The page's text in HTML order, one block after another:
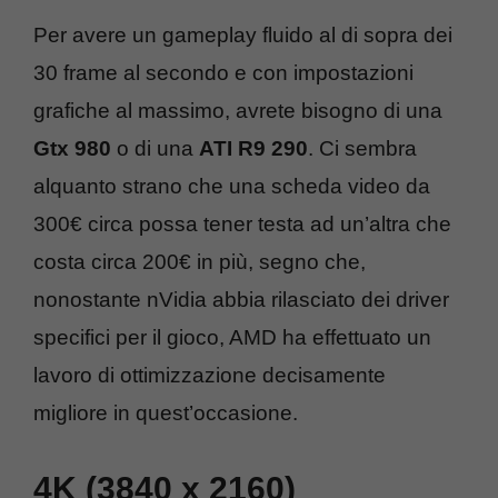
Per avere un gameplay fluido al di sopra dei
30 frame al secondo e con impostazioni
grafiche al massimo, avrete bisogno di una
Gtx 980 o di una ATI R9 290. Ci sembra
alquanto strano che una scheda video da
300€ circa possa tener testa ad un’altra che
costa circa 200€ in più, segno che,
nonostante nVidia abbia rilasciato dei driver
specifici per il gioco, AMD ha effettuato un
lavoro di ottimizzazione decisamente
migliore in quest’occasione.
4K (3840 x 2160)